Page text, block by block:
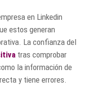
en Linkedin
estos generan
La confianza del
tras comprobar
la información de
y tiene errores.